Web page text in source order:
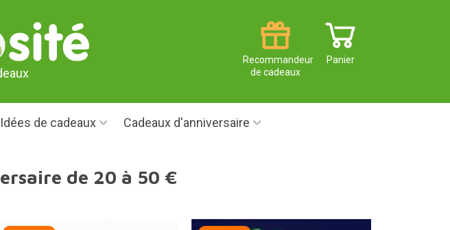
Panier
Recommandeur
de cadeaux
Idées de cadeaux Cadeaux d'anniversaire
de 20 à 50 €